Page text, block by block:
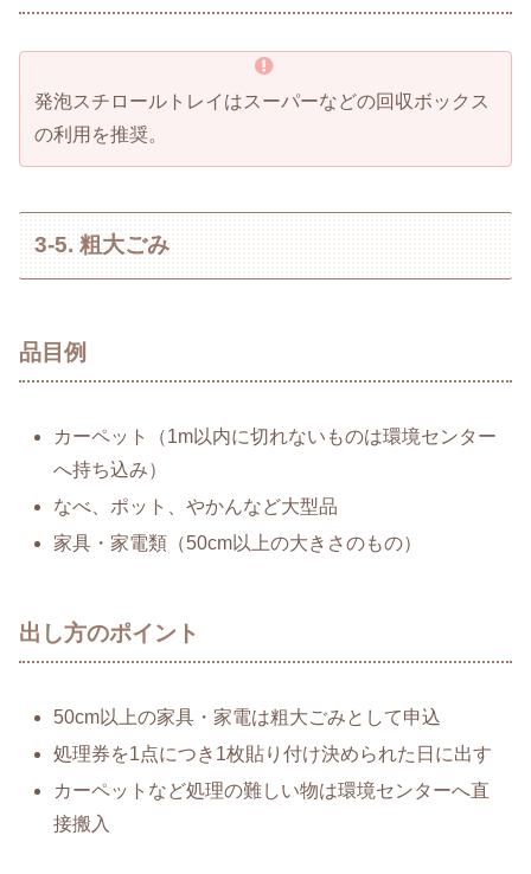
発泡スチロールトレイはスーパーなどの回収ボックス
の利用を推奨。
3-5. 粗大ごみ
品目例
カーペット（1m以内に切れないものは環境センター
へ持ち込み）
なべ、ポット、やかんなど大型品
家具・家電類（50cm以上の大きさのもの）
出し方のポイント
50cm以上の家具・家電は粗大ごみとして申込
処理券を1点につき1枚貼り付け決められた日に出す
カーペットなど処理の難しい物は環境センターへ直
接搬入